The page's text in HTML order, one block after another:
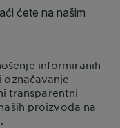
informiranih
označavanje
transparentni
proizvoda na